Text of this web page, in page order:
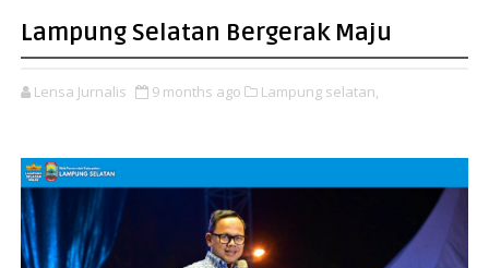
Lampung Selatan Bergerak Maju
Lensa Jurnalis 9 months ago Lampung selatan,